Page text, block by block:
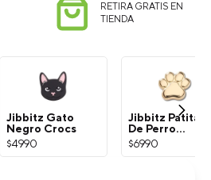
RETIRA GRATIS EN
TIENDA
Jibbitz Gato
Negro Crocs
$4990
Jibbitz Patita
De Perro
Dorada Crocs
$6990